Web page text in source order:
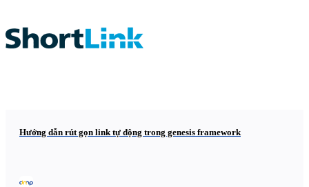
Hướng dẫn rút gọn link tự động trong genesis framework